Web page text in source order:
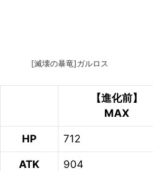
[滅壊の暴竜]ガルロス
【進化前】
MAX
HP 712
ATK 904